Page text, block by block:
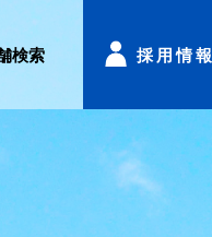
検索 採用情報